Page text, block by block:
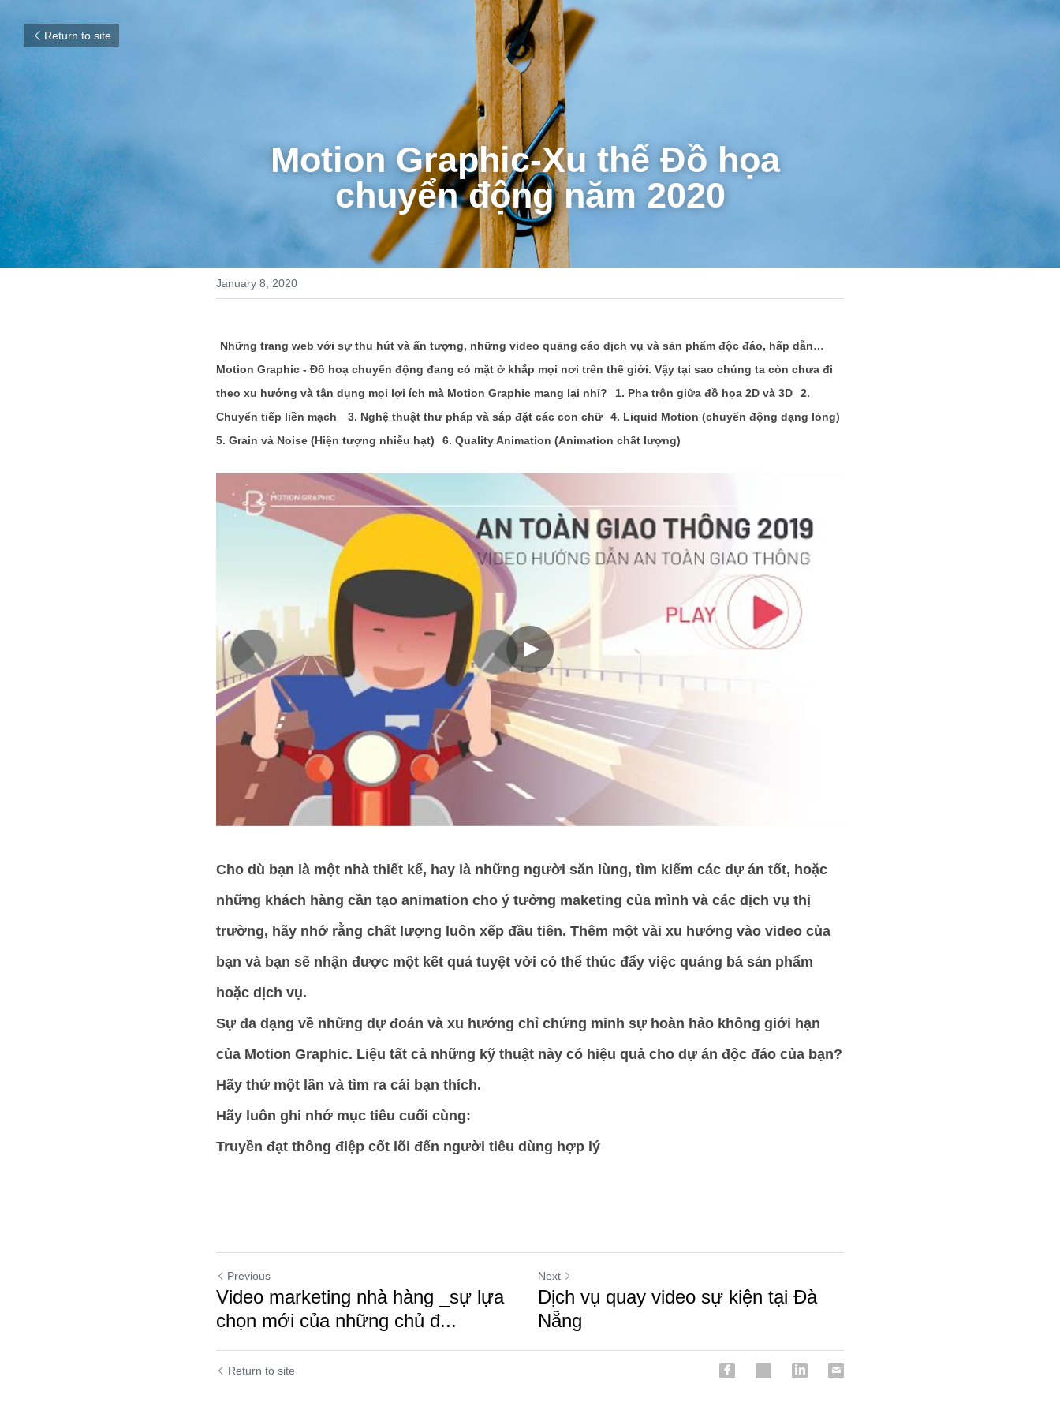
Return to site
Motion Graphic-Xu thế Đồ họa
chuyển động năm 2020
January 8, 2020
Những trang web với sự thu hút và ấn tượng, những video quảng cáo dịch vụ và sản phẩm độc đáo, hấp dẫn…
Motion Graphic - Đồ hoạ chuyển động đang có mặt ở khắp mọi nơi trên thế giới. Vậy tại sao chúng ta còn chưa đi
theo xu hướng và tận dụng mọi lợi ích mà Motion Graphic mang lại nhỉ?
1. Pha trộn giữa đồ họa 2D và 3D
2.
Chuyển tiếp liền mạch
3. Nghệ thuật thư pháp và sắp đặt các con chữ
4. Liquid Motion (chuyển động dạng lỏng)
5. Grain và Noise (Hiện tượng nhiễu hạt)
6. Quality Animation (Animation chất lượng)
Cho dù bạn là một nhà thiết kế, hay là những người săn lùng, tìm kiếm các dự án tốt, hoặc
những khách hàng cần tạo animation cho ý tưởng maketing của mình và các dịch vụ thị
trường, hãy nhớ rằng chất lượng luôn xếp đầu tiên. Thêm một vài xu hướng vào video của
bạn và bạn sẽ nhận được một kết quả tuyệt vời có thể thúc đẩy việc quảng bá sản phẩm
hoặc dịch vụ.
Sự đa dạng về những dự đoán và xu hướng chỉ chứng minh sự hoàn hảo không giới hạn
của Motion Graphic. Liệu tất cả những kỹ thuật này có hiệu quả cho dự án độc đáo của bạn?
Hãy thử một lần và tìm ra cái bạn thích.
Hãy luôn ghi nhớ mục tiêu cuối cùng:
Truyền đạt thông điệp cốt lõi đến người tiêu dùng hợp lý
Previous
Video marketing nhà hàng _sự lựa
chọn mới của những chủ đ...
Next
Dịch vụ quay video sự kiện tại Đà
Nẵng
Return to site